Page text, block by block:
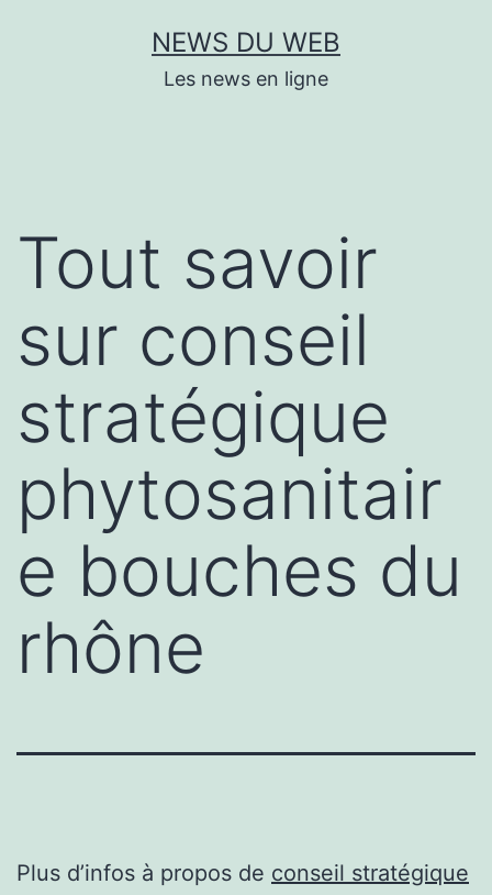
NEWS DU WEB
Les news en ligne
Tout savoir
sur conseil
stratégique
phytosanitair
e bouches du
rhône
Plus d’infos à propos de conseil stratégique